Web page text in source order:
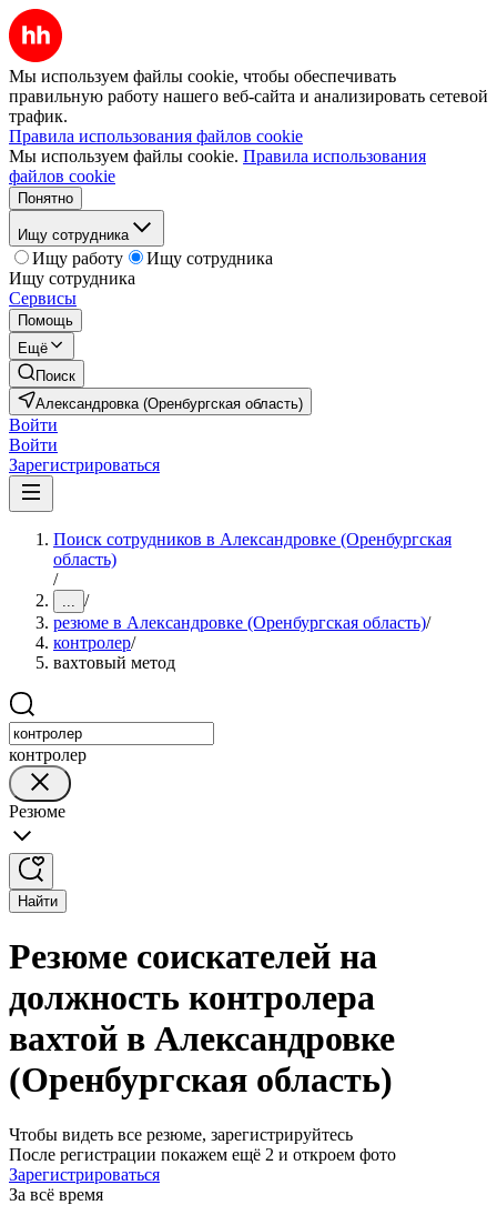
Мы используем файлы cookie, чтобы обеспечивать
правильную работу нашего веб-сайта и анализировать сетевой
трафик.
Правила использования файлов cookie
Мы используем файлы cookie. Правила использования
файлов cookie
Понятно
Ищу сотрудника
Ищу работу
Ищу сотрудника
Ищу сотрудника
Сервисы
Помощь
Ещё
Поиск
Александровка (Оренбургская область)
Войти
Войти
Зарегистрироваться
Поиск сотрудников в Александровке (Оренбургская
область)
/
... /
резюме в Александровке (Оренбургская область)/
контролер/
вахтовый метод
контролер
Резюме
Найти
Резюме соискателей на
должность контролера
вахтой в Александровке
(Оренбургская область)
Чтобы видеть все резюме, зарегистрируйтесь
После регистрации покажем ещё 2 и откроем фото
Зарегистрироваться
За всё время